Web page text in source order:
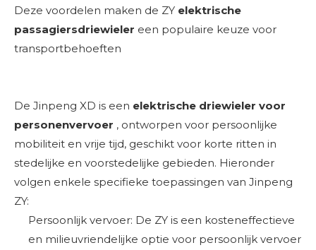
Deze voordelen maken de ZY elektrische
passagiersdriewieler een populaire keuze voor
transportbehoeften
De Jinpeng XD is een elektrische driewieler voor
personenvervoer , ontworpen voor persoonlijke
mobiliteit en vrije tijd, geschikt voor korte ritten in
stedelijke en voorstedelijke gebieden. Hieronder
volgen enkele specifieke toepassingen van Jinpeng
ZY:
Persoonlijk vervoer: De ZY is een kosteneffectieve
en milieuvriendelijke optie voor persoonlijk vervoer